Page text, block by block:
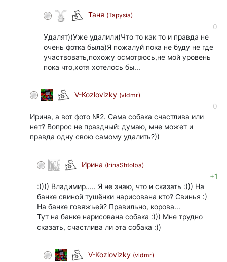
Таня (Tapysia)
0
Удалят))Уже удалили)Что то как то и правда не
очень фотка была)Я пожалуй пока не буду не где
участвовать,похожу осмотрюсь,не мой уровень
пока что,хотя хотелось бы...
V-Kozlovizky (vldmr)
0
Ирина, а вот фото №2. Сама собака счастлива или
нет? Вопрос не праздный: думаю, мне может и
правда одну свою самому удалить?))
Ирина (IrinaShtolba)
+1
:)))) Владимир..... Я не знаю, что и сказать :))) На
банке свиной тушёнки нарисована кто? Свинья :)
На банке говяжьей? Правильно, корова...
Тут на банке нарисована собака :))) Мне трудно
сказать, счастлива ли эта собака :))
V-Kozlovizky (vldmr)